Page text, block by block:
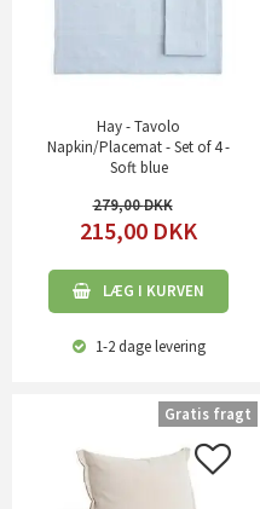
Hay - Tavolo
Napkin/Placemat - Set of 4 -
Soft blue
279,00
215,00 DKK
LÆG I KURVEN
1-2 dagelevering
Gratis fragt